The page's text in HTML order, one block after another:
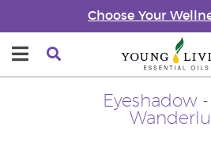
Choose Your
Eyeshadow